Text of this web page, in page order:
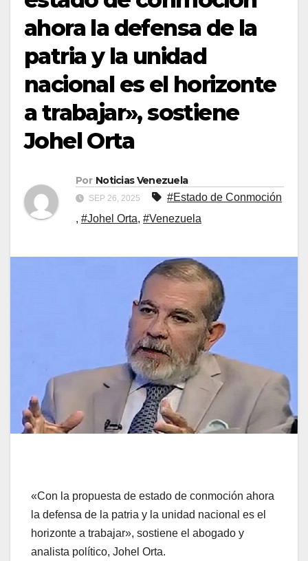
ahora la defensa de la
patria y la unidad
nacional es el horizonte
a trabajar», sostiene
Johel Orta
Por Noticias Venezuela
SEP 26, 2025
#Estado de Conmoción
, #Johel Orta, #Venezuela
«Con la propuesta de estado de conmoción ahora
la defensa de la patria y la unidad nacional es el
horizonte a trabajar», sostiene el abogado y
analista político, Johel Orta.